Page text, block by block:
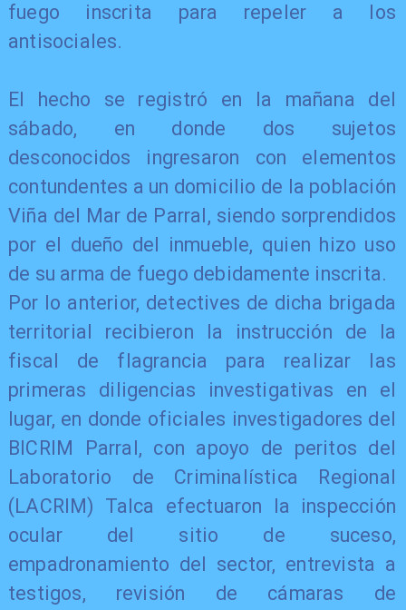
fuego inscrita para repeler a los
antisociales.
El hecho se registró en la mañana del
sábado, en donde dos sujetos
desconocidos ingresaron con elementos
contundentes a un domicilio de la población
Viña del Mar de Parral, siendo sorprendidos
por el dueño del inmueble, quien hizo uso
de su arma de fuego debidamente inscrita.
Por lo anterior, detectives de dicha brigada
territorial recibieron la instrucción de la
fiscal de flagrancia para realizar las
primeras diligencias investigativas en el
lugar, en donde oficiales investigadores del
BICRIM Parral, con apoyo de peritos del
Laboratorio de Criminalística Regional
(LACRIM) Talca efectuaron la inspección
ocular del sitio de suceso,
empadronamiento del sector, entrevista a
testigos, revisión de cámaras de